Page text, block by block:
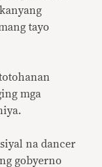
tayo
mga
na dancer
gobyerno